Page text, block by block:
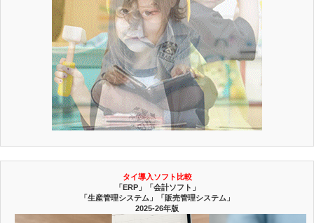
タイ導入ソフト比較
「ERP」「会計ソフト」
「生産管理システム」「販売管理システム」
2025-26年版